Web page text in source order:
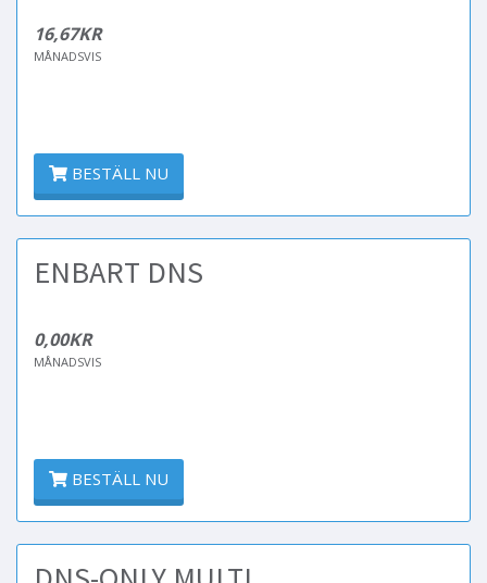
16,67KR
MÅNADSVIS
BESTÄLL NU
ENBART DNS
0,00KR
MÅNADSVIS
BESTÄLL NU